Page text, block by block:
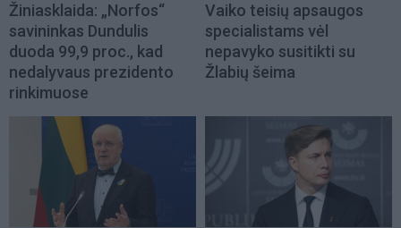
Žiniasklaida: „Norfos“
savininkas Dundulis
duoda 99,9 proc., kad
nedalyvaus prezidento
rinkimuose
Vaiko teisių apsaugos
specialistams vėl
nepavyko susitikti su
Žlabių šeima